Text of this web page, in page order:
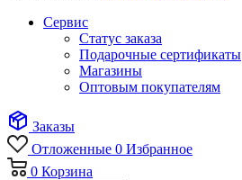
Сервис
Статус заказа
Подарочные сертификаты
Магазины
Оптовым покупателям
Заказы
Отложенные 0 Избранное
0 Корзина